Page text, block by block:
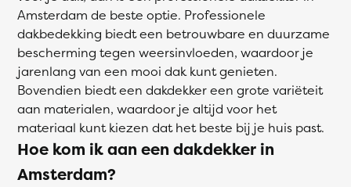
Amsterdam de beste optie. Professionele
dakbedekking biedt een betrouwbare en duurzame
bescherming tegen weersinvloeden, waardoor je
jarenlang van een mooi dak kunt genieten.
Bovendien biedt een dakdekker een grote variëteit
aan materialen, waardoor je altijd voor het
materiaal kunt kiezen dat het beste bij je huis past.
Hoe kom ik aan een dakdekker in
Amsterdam?